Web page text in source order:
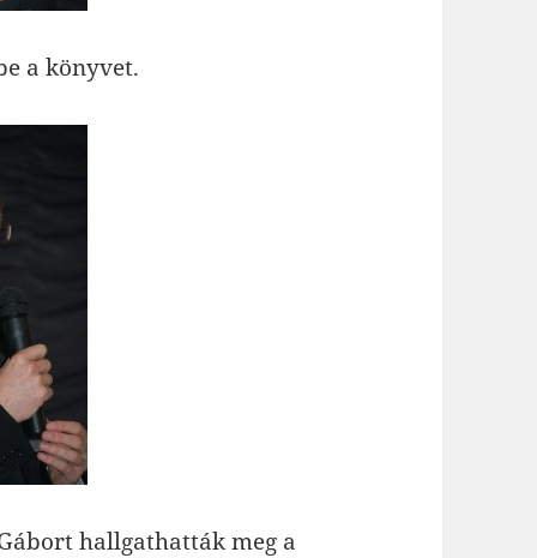
a könyvet.
hallgathatták meg a